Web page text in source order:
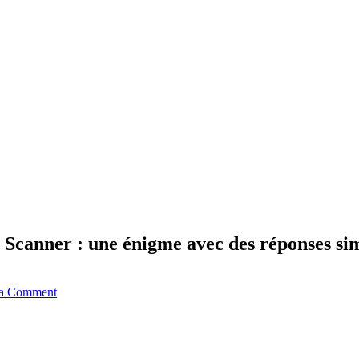
: une énigme avec des réponses
Comment